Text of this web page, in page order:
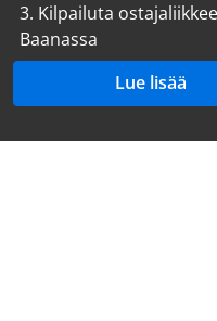
3. Kilpailuta
Baanassa
Lue lisää